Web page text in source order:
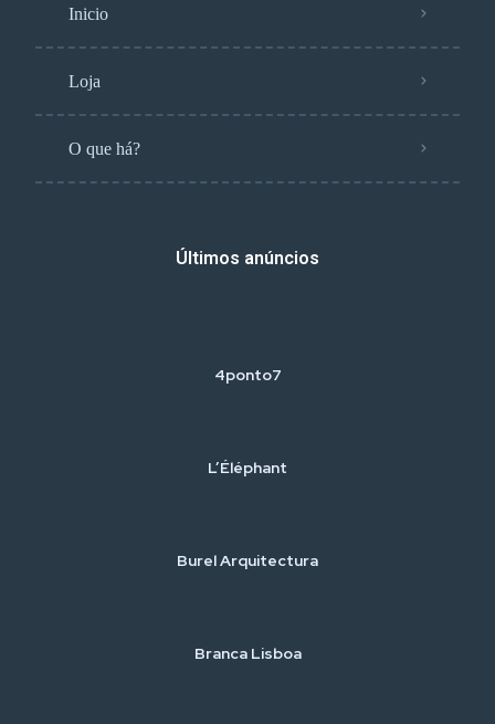
Inicio
Loja
O que há?
Últimos anúncios
4ponto7
L’Éléphant
Burel Arquitectura
Branca Lisboa